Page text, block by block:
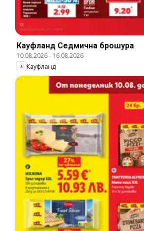
Кауфланд Cедмична брошура
10.08.2026- 16.08.2026
Кауфланд